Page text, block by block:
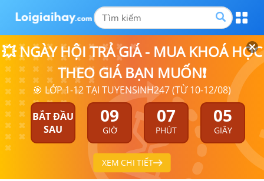
💥 NGÀY HỘI TRẢ GIÁ - MUA KHOÁ HỌC
THEO GIÁ BẠN MUỐN❗
🎯 LỚP 1-12 TẠI TUYENSINH247 (TỪ 10-12/08)
BẮT ĐẦU
SAU
09
GIỜ
07
PHÚT
05
GIÂY
XEM CHI TIẾT